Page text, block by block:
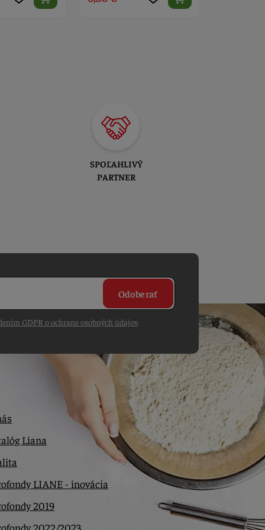
SPOĽAHLIVÝ
PARTNER
Odoberať
GDPR o ochrane osobných údajov.
Liana
LIANE - inovácia
2019